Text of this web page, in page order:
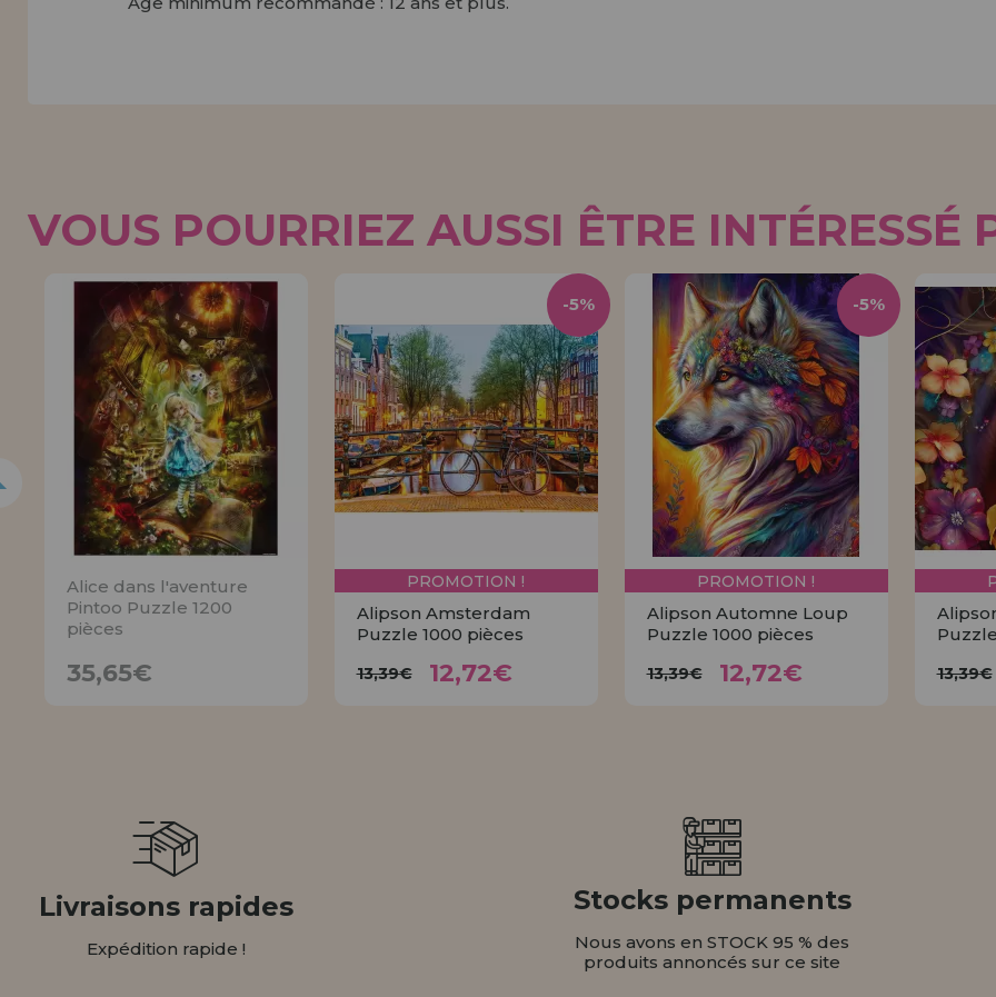
VOUS POURRIEZ AUSSI ÊTRE INTÉRESSÉ
Alice dans l'aventure
Pintoo Puzzle 1200
pièces
35,65€
PROMOTION !
Alipson Amsterdam
Puzzle 1000 pièces
13,39€ 12,72€
-5%
PROMOTION !
Alipson Automne Loup
Puzzle 1000 pièces
13,39€ 12,72€
-5%
13,39€
Livraisons rapides
Expédition rapide !
Stocks permanents
Nous avons en STOCK 95 % des
produits annoncés sur ce site